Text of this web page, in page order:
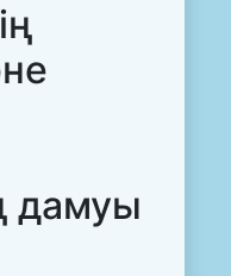
дамуы